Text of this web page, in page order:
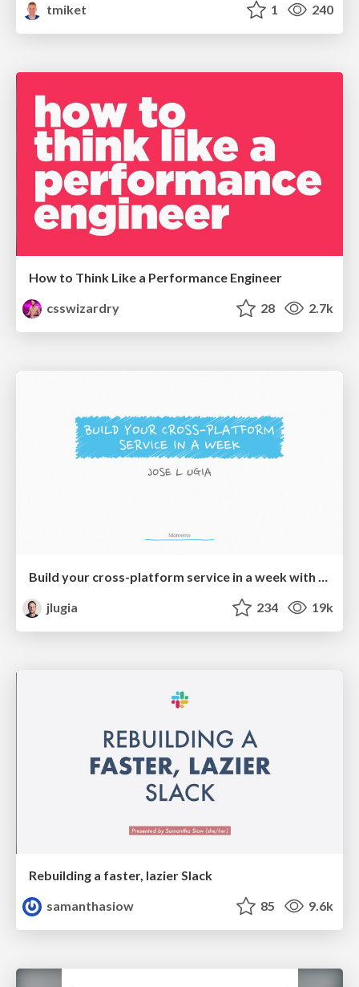
tmiket
1 240
How to Think Like a Performance Engineer
csswizardry
28 2.7k
jlugia
234 19k
Rebuilding a faster, lazier Slack
samanthasiow
85 9.6k